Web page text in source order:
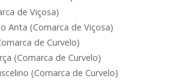
de Viçosa)
Anta (Comarca de Viçosa)
de Curvelo)
(Comarca de Curvelo)
(Comarca de Curvelo)